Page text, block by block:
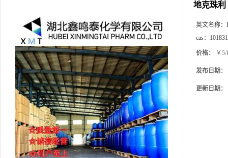
地克珠利
英文名称：
cas：
价格： ￥5/
发布日期：
更新日期：